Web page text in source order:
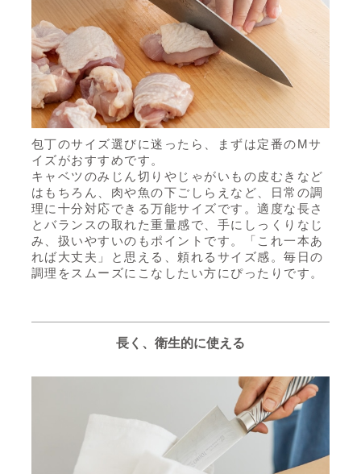
包丁のサイズ選びに迷ったら、まずは定番のMサ
イズがおすすめです。
キャベツのみじん切りやじゃがいもの皮むきなど
はもちろん、肉や魚の下ごしらえなど、日常の調
理に十分対応できる万能サイズです。適度な長さ
とバランスの取れた重量感で、手にしっくりなじ
み、扱いやすいのもポイントです。「これ一本あ
れば大丈夫」と思える、頼れるサイズ感。毎日の
調理をスムーズにこなしたい方にぴったりです。
長く、衛生的に使える